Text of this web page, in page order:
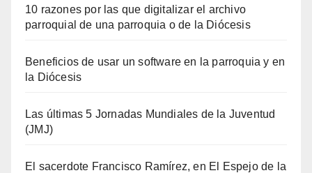
10 razones por las que digitalizar el archivo
parroquial de una parroquia o de la Diócesis
Beneficios de usar un software en la parroquia y en
la Diócesis
Las últimas 5 Jornadas Mundiales de la Juventud
(JMJ)
El sacerdote Francisco Ramírez, en El Espejo de la